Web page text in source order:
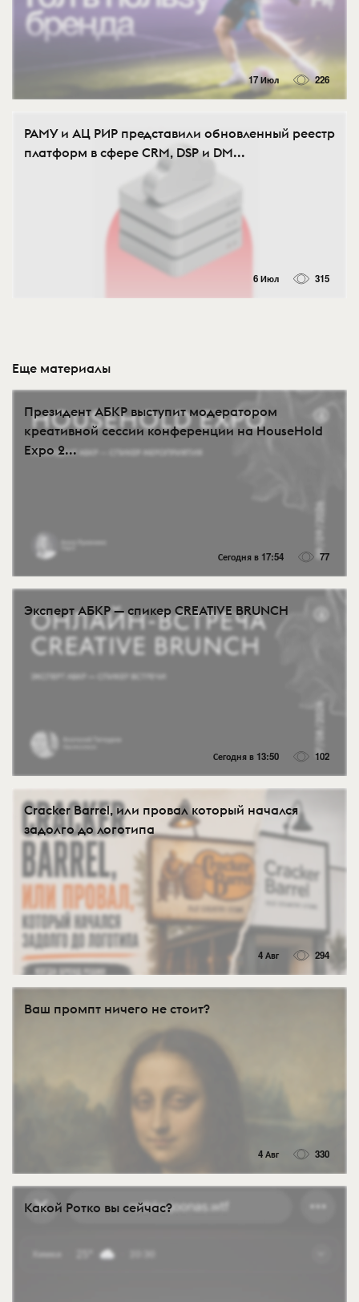
17 Июл 226
РАМУ и АЦ РИР представили обновленный реестр
платформ в сфере CRM, DSP и DM...
6 Июл 315
Еще материалы
Президент АБКР выступит модератором
креативной сессии конференции на HouseHold
Expo 2...
Сегодня в 17:54 77
Эксперт АБКР — спикер CREATIVE BRUNCH
Сегодня в 13:50 102
Cracker Barrel, или провал который начался
задолго до логотипа
4 Авг 294
Ваш промпт ничего не стоит?
4 Авг 330
Какой Ротко вы сейчас?